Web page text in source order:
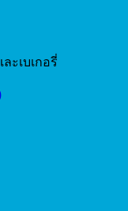
ะเบเกอรี่